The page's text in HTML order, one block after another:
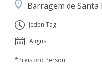
Barragem de Santa
Jeden Tag
August
*Preis pro Person